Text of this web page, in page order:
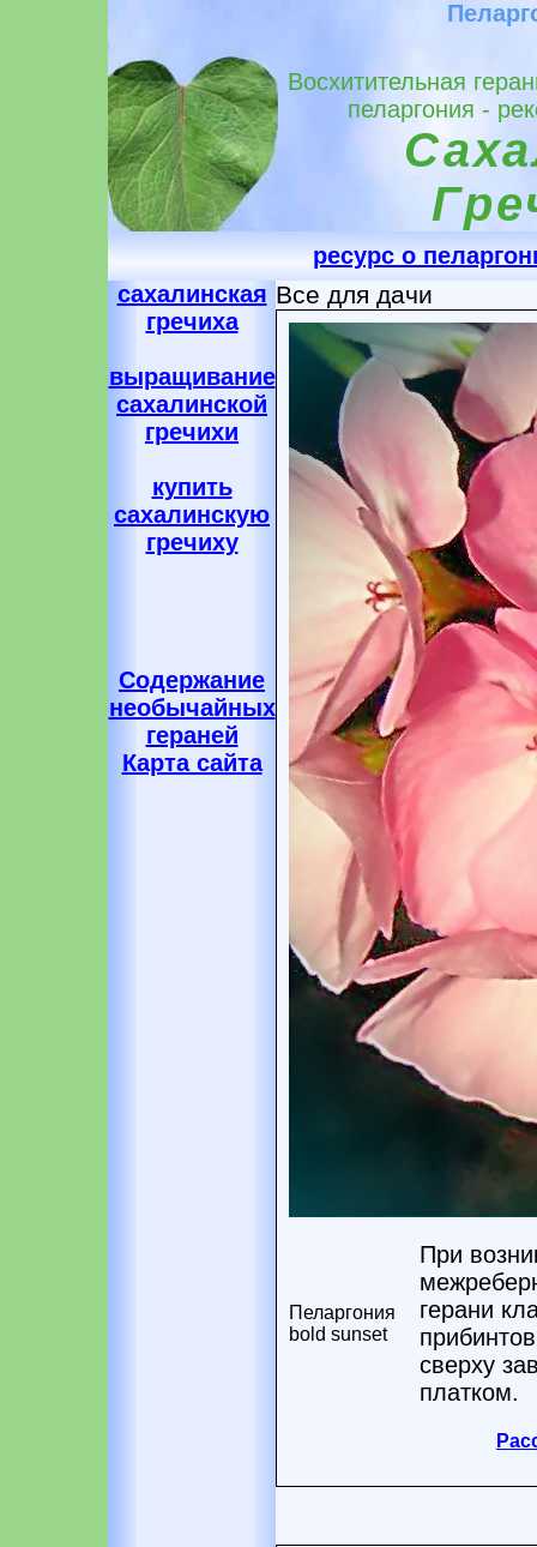
Восхитительная
пеларгония -
ресурс о
сахалинская
гречиха
выращивание
сахалинской
гречихи
купить
сахалинскую
гречиху
Содержание
необычайных
гераней
Карта сайта
Все для дачи
Пеларгония
bold sunset
При
герани
сверху
платком.